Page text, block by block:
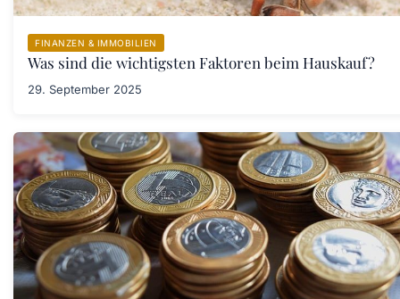
FINANZEN & IMMOBILIEN
Was sind die wichtigsten Faktoren beim Hauskauf?
29. September 2025